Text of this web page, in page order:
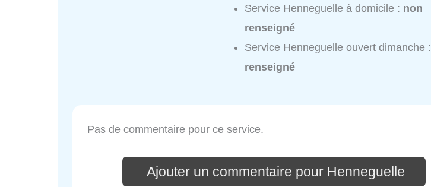
Service Henneguelle à domicile : non
renseigné
Service Henneguelle ouvert dimanche :
renseigné
Pas de commentaire pour ce service.
Ajouter un commentaire pour Henneguelle